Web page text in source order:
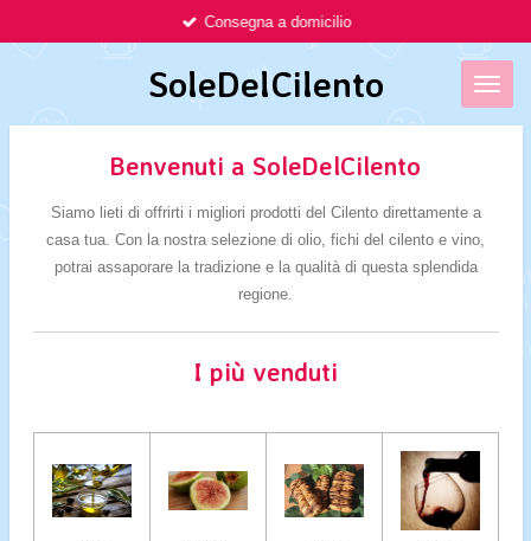
SoleDelCilento
Consegna a domicilio
Benvenuti a SoleDelCilento
Siamo lieti di offrirti i migliori prodotti del Cilento direttamente a
casa tua. Con la nostra selezione di olio, fichi del cilento e vino,
potrai assaporare la tradizione e la qualità di questa splendida
regione.
I più venduti